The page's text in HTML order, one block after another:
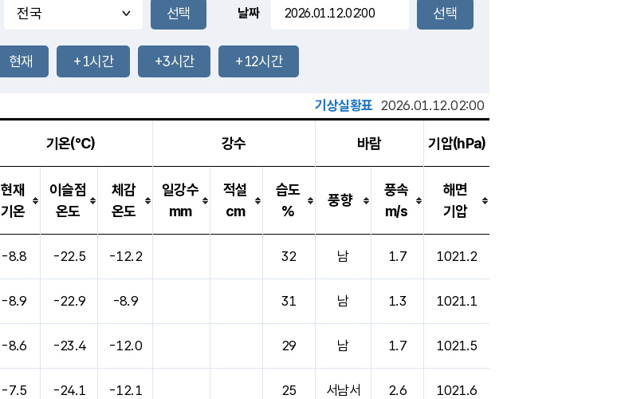
-mm
-mm
장호원
36.0
℃
37.4℃
2.3m/s
-mm
-mm
날짜
현재 +1시간 +3시간 +12시간
기상실황표 2026.01.12.02:00
기온(℃) 강수 바람 기압(hPa)
현재
기온
이슬점
온도
체감
온도
일강수
mm
적설
cm
습도
%
풍향
풍속
m/s
해면
기압
-8.8 -22.5 -12.2 32 남 1.7 1021.2
-8.9 -22.9 -8.9 31 남 1.3 1021.1
-8.6 -23.4 -12.0 29 남 1.7 1021.5
-7.5 -24.1 -12.1 25 서남서 2.6 1021.6